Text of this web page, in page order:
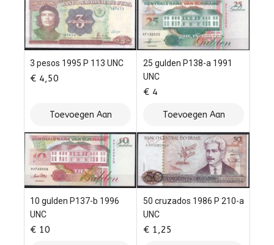
3 pesos 1995 P 113 UNC
€ 4,50
Toevoegen Aan
Winkelwagen
25 gulden P138-a 1991
UNC
€ 4
Toevoegen Aan
Winkelwagen
10 gulden P137-b 1996
UNC
€ 10
50 cruzados 1986 P 210-a
UNC
€ 1,25